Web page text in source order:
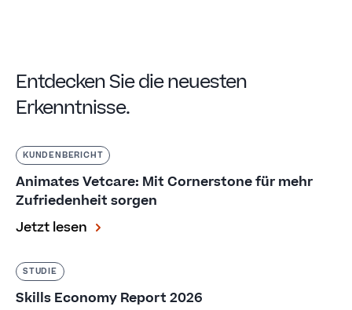
Entdecken Sie die neuesten
Erkenntnisse.
KUNDENBERICHT
Animates Vetcare: Mit Cornerstone für mehr
Zufriedenheit sorgen
Jetzt lesen
STUDIE
Skills Economy Report 2026